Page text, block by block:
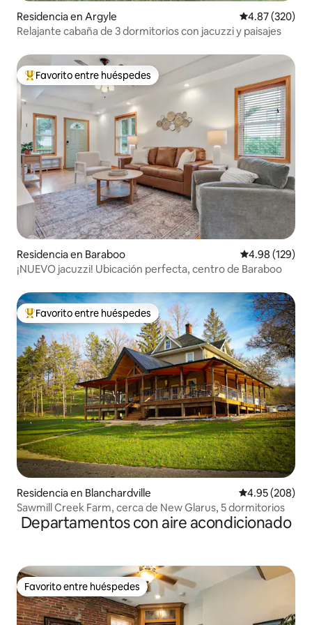
Residencia en Argyle Calificación
4.87 (320)
Relajante cabaña de 3 dormitorios con jacuzzi y paisajes
De los mejores en Favorito entre huéspedes
Favorito entre huéspedes
Residencia en Baraboo Calificación
4.98 (129)
¡NUEVO jacuzzi! Ubicación perfecta, centro de Baraboo
De los mejores en Favorito entre huéspedes
Favorito entre huéspedes
Residencia en Blanchardville Calificación
4.95 (208)
Sawmill Creek Farm, cerca de New Glarus, 5 dormitorios
Departamentos con aire acondicionado
Favorito entre huéspedes
Favorito entre huéspedes